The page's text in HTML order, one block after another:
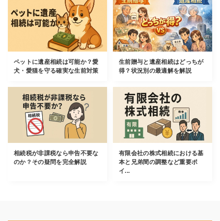
ペットに遺産相続は可能か？愛
犬・愛猫を守る確実な生前対策
生前贈与と遺産相続はどっちが
得？状況別の最適解を解説
相続税が非課税なら申告不要な
のか？その疑問を完全解説
有限会社の株式相続における基
本と兄弟間の調整など重要ポ
イ...